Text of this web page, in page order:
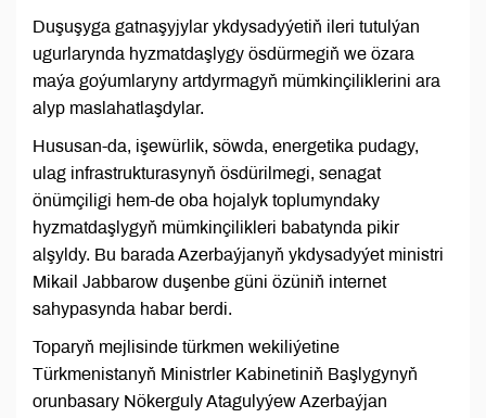
Duşuşyga gatnaşyjylar ykdysadyýetiň ileri tutulýan
ugurlarynda hyzmatdaşlygy ösdürmegiň we özara
maýa goýumlaryny artdyrmagyň mümkinçiliklerini ara
alyp maslahatlaşdylar.
Hususan-da, işewürlik, söwda, energetika pudagy,
ulag infrastrukturasynyň ösdürilmegi, senagat
önümçiligi hem-de oba hojalyk toplumyndaky
hyzmatdaşlygyň mümkinçilikleri babatynda pikir
alşyldy. Bu barada Azerbaýjanyň ykdysadyýet ministri
Mikail Jabbarow duşenbe güni özüniň internet
sahypasynda habar berdi.
Toparyň mejlisinde türkmen wekiliýetine
Türkmenistanyň Ministrler Kabinetiniň Başlygynyň
orunbasary Nökerguly Atagulyýew Azerbaýjan